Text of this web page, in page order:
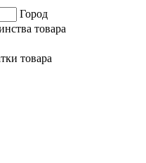
Город
товара
товара